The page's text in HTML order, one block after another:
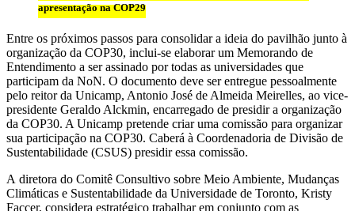
apresentação na COP29
Entre os próximos passos para consolidar a ideia do pavilhão junto à
organização da COP30, inclui-se elaborar um Memorando de
Entendimento a ser assinado por todas as universidades que
participam da NoN. O documento deve ser entregue pessoalmente
pelo reitor da Unicamp, Antonio José de Almeida Meirelles, ao vice-
presidente Geraldo Alckmin, encarregado de presidir a organização
da COP30. A Unicamp pretende criar uma comissão para organizar
sua participação na COP30. Caberá à Coordenadoria de Divisão de
Sustentabilidade (CSUS) presidir essa comissão.
A diretora do Comitê Consultivo sobre Meio Ambiente, Mudanças
Climáticas e Sustentabilidade da Universidade de Toronto, Kristy
Faccer, considera estratégico trabalhar em conjunto com as